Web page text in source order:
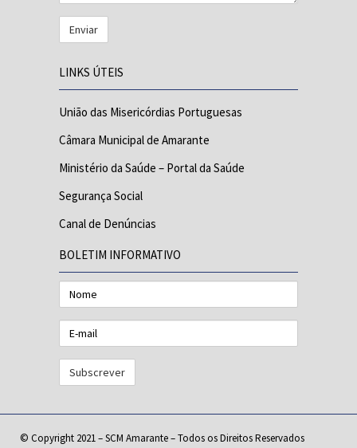
LINKS ÚTEIS
União das Misericórdias Portuguesas
Câmara Municipal de Amarante
Ministério da Saúde – Portal da Saúde
Segurança Social
Canal de Denúncias
BOLETIM INFORMATIVO
Nome
E-
mail
© Copyright 2021 – SCM Amarante – Todos os Direitos Reservados